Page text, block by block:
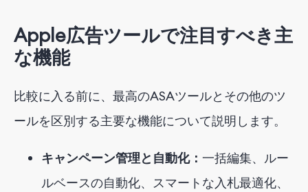
Apple広告ツールで注目すべき主
な機能
比較に入る前に、最高のASAツールとその他のツ
ールを区別する主要な機能について説明します。
キャンペーン管理と自動化： 一括編集、ルー
ルベースの自動化、スマートな入札最適化、